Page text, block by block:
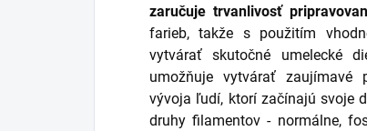
zaručuje trvanlivosť
farieb, takže s použitím
vytvárať skutočné umelecké
umožňuje vytvárať zaujímavé
vývoja ľudí, ktorí začínajú svoje
druhy filamentov - normálne,